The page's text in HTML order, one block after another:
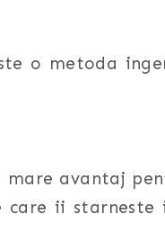
o metoda
avantaj
ii starneste